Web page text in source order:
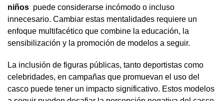
niños puede considerarse incómodo o incluso
innecesario. Cambiar estas mentalidades requiere un
enfoque multifacético que combine la educación, la
sensibilización y la promoción de modelos a seguir.
La inclusión de figuras públicas, tanto deportistas como
celebridades, en campañas que promuevan el uso del
casco puede tener un impacto significativo. Estos modelos